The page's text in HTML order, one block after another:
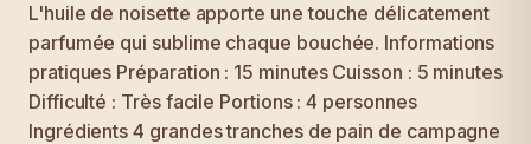
L'huile de noisette apporte une touche délicatement
parfumée qui sublime chaque bouchée. Informations
pratiques Préparation : 15 minutes Cuisson : 5 minutes
Difficulté : Très facile Portions : 4 personnes
Ingrédients 4 grandes tranches de pain de campagne